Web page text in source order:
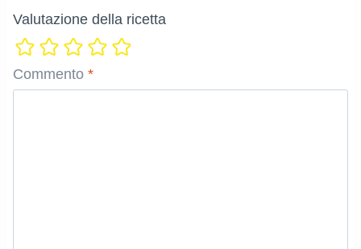
Valutazione della ricetta
Commento *